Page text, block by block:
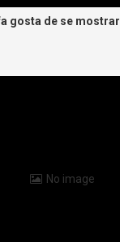
gosta de se mostrar
No image